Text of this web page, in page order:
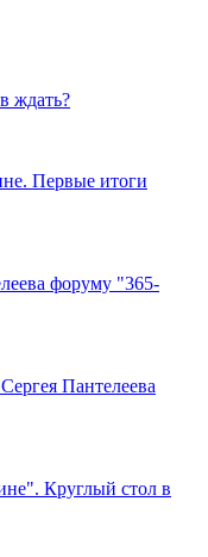
ждать?
Первые итоги
форуму "365-
Пантелеева
Круглый стол в